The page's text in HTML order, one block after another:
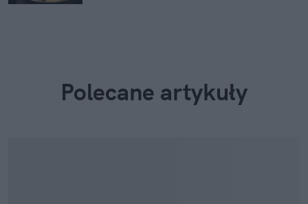
Polecane artykuły